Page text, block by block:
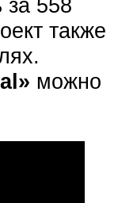
за 558
также
можно